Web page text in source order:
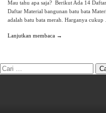
Mau tahu apa saja? Berikut Ada 14
Daftar Material bangunan batu bata
adalah batu bata merah. Harganya cukup
Lanjutkan membaca →